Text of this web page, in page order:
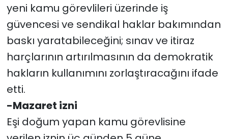
yeni kamu görevlileri üzerinde iş
güvencesi ve sendikal haklar bakımından
baskı yaratabileceğini; sınav ve itiraz
harçlarının artırılmasının da demokratik
hakların kullanımını zorlaştıracağını ifade
etti.
-Mazaret izni
Eşi doğum yapan kamu görevlisine